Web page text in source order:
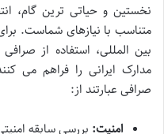
نخستین و حیاتی ترین گام،
متناسب با نیازهای شماست.
بین المللی، استفاده از
مدارک ایرانی را فراهم می
صرافی عبارتند از:
امنیت: بررسی سابقه